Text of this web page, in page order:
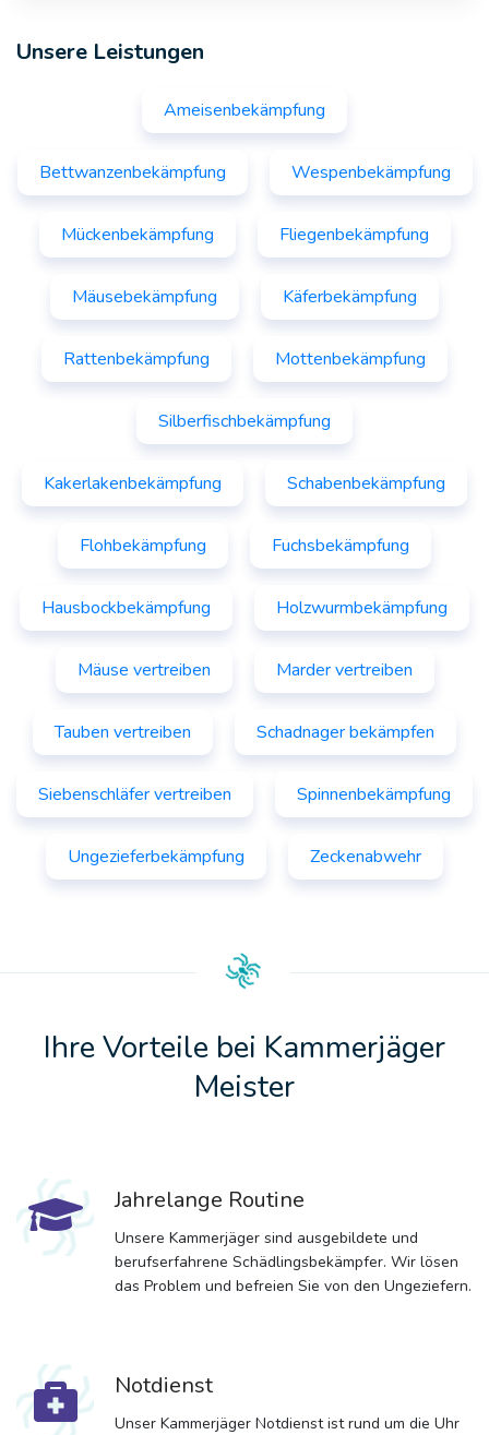
Unsere Leistungen
Ameisenbekämpfung
Bettwanzenbekämpfung Wespenbekämpfung
Mückenbekämpfung Fliegenbekämpfung
Mäusebekämpfung Käferbekämpfung
Rattenbekämpfung Mottenbekämpfung
Silberfischbekämpfung
Kakerlakenbekämpfung Schabenbekämpfung
Flohbekämpfung Fuchsbekämpfung
Hausbockbekämpfung Holzwurmbekämpfung
Mäuse vertreiben Marder vertreiben
Tauben vertreiben Schadnager bekämpfen
Siebenschläfer vertreiben Spinnenbekämpfung
Ungezieferbekämpfung Zeckenabwehr
Ihre Vorteile bei Kammerjäger
Meister
Jahrelange Routine
Unsere Kammerjäger sind ausgebildete und
berufserfahrene Schädlingsbekämpfer. Wir lösen
das Problem und befreien Sie von den Ungeziefern.
Notdienst
Unser Kammerjäger Notdienst ist rund um die Uhr